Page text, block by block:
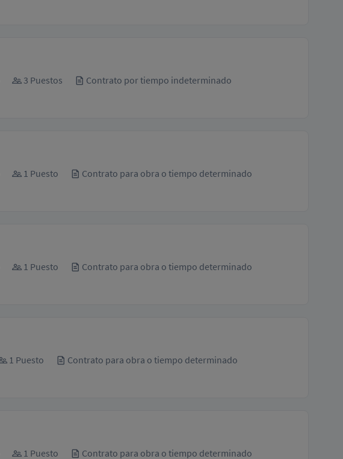
3 Puestos Contrato por tiempo indeterminado
1 Puesto Contrato para obra o tiempo determinado
1 Puesto Contrato para obra o tiempo determinado
1 Puesto Contrato para obra o tiempo determinado
1 Puesto Contrato para obra o tiempo determinado